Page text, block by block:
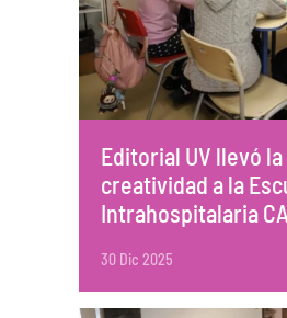
Editorial UV llevó
creatividad a la
Intrahospitalaria
30 Dic 2025